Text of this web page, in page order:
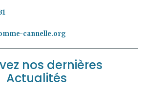
cannelle.org
nos dernières
Actualités